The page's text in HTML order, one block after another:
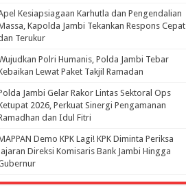
Kesiapsiagaan Karhutla dan Pengendalian
Kapolda Jambi Tekankan Respons Cepat
Terukur
Polri Humanis, Polda Jambi Tebar
Lewat Paket Takjil Ramadan
Jambi Gelar Rakor Lintas Sektoral Ops
2026, Perkuat Sinergi Pengamanan
dan Idul Fitri
Demo KPK Lagi! KPK Diminta Periksa
Direksi Komisaris Bank Jambi Hingga